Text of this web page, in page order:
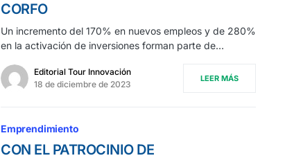
CORFO
Un incremento del 170% en nuevos empleos y de 280%
en la activación de inversiones forman parte de…
Editorial Tour Innovación
18 de diciembre de 2023
LEER MÁS
Emprendimiento
CON EL PATROCINIO DE